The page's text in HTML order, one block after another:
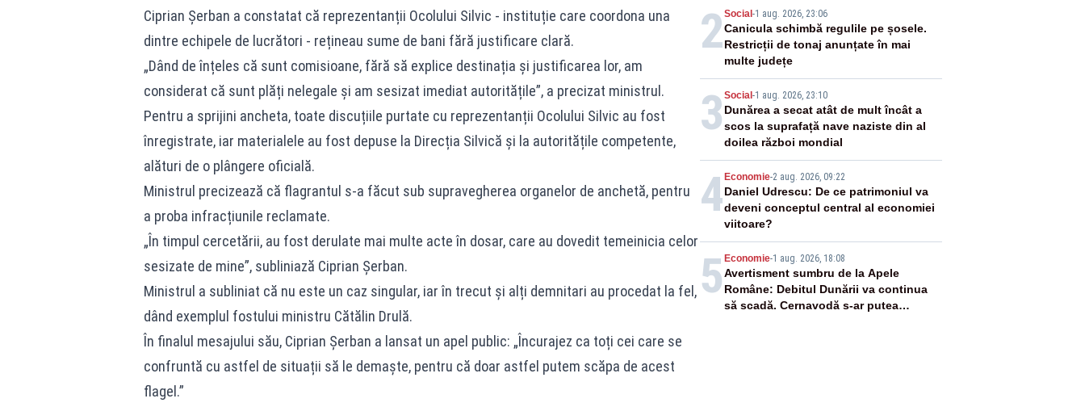
Ciprian Șerban a constatat că reprezentanții Ocolului Silvic - instituție care coordona una
dintre echipele de lucrători - rețineau sume de bani fără justificare clară.
„Dând de înțeles că sunt comisioane, fără să explice destinația și justificarea lor, am
considerat că sunt plăți nelegale și am sesizat imediat autoritățile”, a precizat ministrul.
Pentru a sprijini ancheta, toate discuțiile purtate cu reprezentanții Ocolului Silvic au fost
înregistrate, iar materialele au fost depuse la Direcția Silvică și la autoritățile competente,
alături de o plângere oficială.
Ministrul precizează că flagrantul s-a făcut sub supravegherea organelor de anchetă, pentru
a proba infracțiunile reclamate.
„În timpul cercetării, au fost derulate mai multe acte în dosar, care au dovedit temeinicia celor
sesizate de mine”, subliniază Ciprian Șerban.
Ministrul a subliniat că nu este un caz singular, iar în trecut și alți demnitari au procedat la fel,
dând exemplul fostului ministru Cătălin Drulă.
În finalul mesajului său, Ciprian Șerban a lansat un apel public: „Încurajez ca toți cei care se
confruntă cu astfel de situații să le demaște, pentru că doar astfel putem scăpa de acest
flagel.”
2Social -1 aug. 2026, 23:06
Canicula schimbă regulile pe șosele.
Restricții de tonaj anunțate în mai
multe județe
3 Social -1 aug. 2026, 23:10
Dunărea a secat atât de mult încât a
scos la suprafață nave naziste din al
doilea război mondial
4 Economie-2 aug. 2026, 09:22
Daniel Udrescu: De ce patrimoniul va
deveni conceptul central al economiei
viitoare?
5 Economie-1 aug. 2026, 18:08
Avertisment sumbru de la Apele
Române: Debitul Dunării va continua
să scadă. Cernavodă s-ar putea